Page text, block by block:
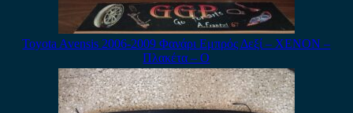
Toyota Avensis 2006-2009 Φανάρι Εμπρός Δεξί – XENON –
Πλακέτα – Ο